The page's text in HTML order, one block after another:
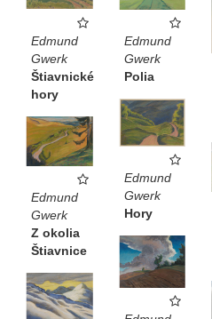
Edmund
Gwerk
Štiavnické
hory
Edmund
Gwerk
Polia
Edmund
Gwerk
Hory
Edmund
Gwerk
Z okolia
Štiavnice